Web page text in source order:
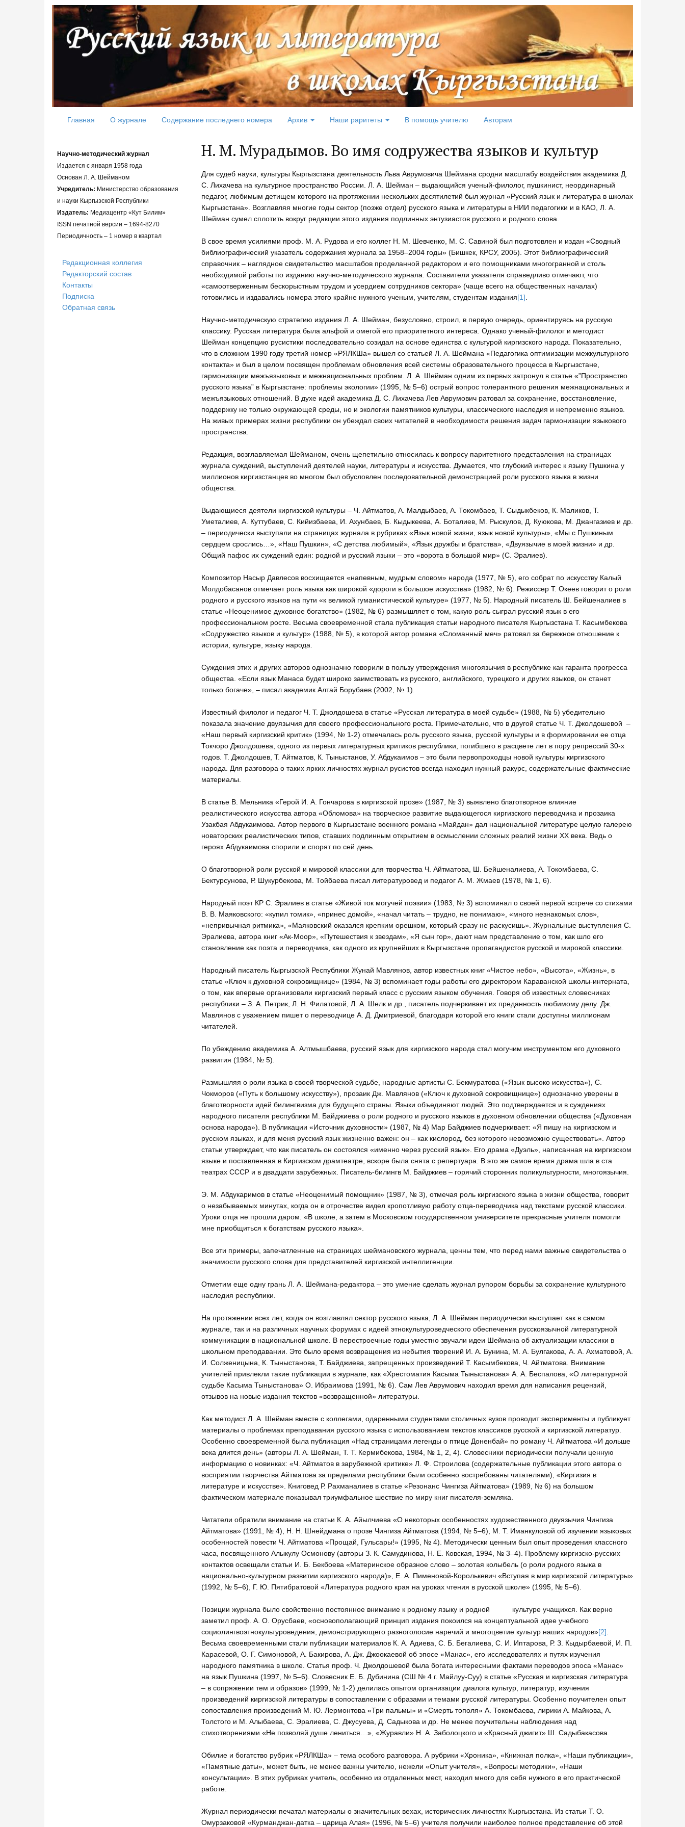
Главная О журнале Содержание последнего номера Архив Наши раритеты В помощь учителю Авторам
Н. М. Мурадымов. Во имя содружества языков и культур
Для судеб науки, культуры Кыргызстана деятельность Льва Аврумовича Шеймана сродни масштабу воздействия академика Д.
С. Лихачева на культурное пространство России. Л. А. Шейман – выдающийся ученый-филолог, пушкинист, неординарный
педагог, любимым детищем которого на протяжении нескольких десятилетий был журнал «Русский язык и литература в школах
Кыргызстана». Возглавляя многие годы сектор (позже отдел) русского языка и литературы в НИИ педагогики и в КАО, Л. А.
Шейман сумел сплотить вокруг редакции этого издания подлинных энтузиастов русского и родного слова.
В свое время усилиями проф. М. А. Рудова и его коллег Н. М. Шевченко, М. С. Савиной был подготовлен и издан «Сводный
библиографический указатель содержания журнала за 1958–2004 годы» (Бишкек, КРСУ, 2005). Этот библиографический
справочник – наглядное свидетельство масштабов проделанной редактором и его помощниками многогранной и столь
необходимой работы по изданию научно-методического журнала. Составители указателя справедливо отмечают, что
«самоотверженным бескорыстным трудом и усердием сотрудников сектора» (чаще всего на общественных началах)
готовились и издавались номера этого крайне нужного ученым, учителям, студентам издания[1]
Научно-методическую стратегию издания Л. А. Шейман, безусловно, строил, в первую очередь, ориентируясь на русскую
классику. Русская литература была альфой и омегой его приоритетного интереса. Однако ученый-филолог и методист
Шейман концепцию русистики последовательно созидал на основе единства с культурой киргизского народа. Показательно,
что в сложном 1990 году третий номер «РЯЛКШа» вышел со статьей Л. А. Шеймана «Педагогика оптимизации межкультурного
контакта» и был в целом посвящен проблемам обновления всей системы образовательного процесса в Кыргызстане,
гармонизации межъязыковых и межнациональных проблем. Л. А. Шейман одним из первых затронул в статье «”Пространство
русского языка” в Кыргызстане: проблемы экологии» (1995, № 5–6) острый вопрос толерантного решения межнациональных и
межъязыковых отношений. В духе идей академика Д. С. Лихачева Лев Аврумович ратовал за сохранение, восстановление,
поддержку не только окружающей среды, но и экологии памятников культуры, классического наследия и непременно языков.
На живых примерах жизни республики он убеждал своих читателей в необходимости решения задач гармонизации языкового
пространства.
Редакция, возглавляемая Шейманом, очень щепетильно относилась к вопросу паритетного представления на страницах
журнала суждений, выступлений деятелей науки, литературы и искусства. Думается, что глубокий интерес к языку Пушкина у
миллионов киргизстанцев во многом был обусловлен последовательной демонстрацией роли русского языка в жизни
общества.
Выдающиеся деятели киргизской культуры – Ч. Айтматов, А. Малдыбаев, А. Токомбаев, Т. Сыдыкбеков, К. Маликов, Т.
Уметалиев, А. Куттубаев, С. Кийизбаева, И. Ахунбаев, Б. Кыдыкеева, А. Боталиев, М. Рыскулов, Д. Куюкова, М. Джангазиев и др.
– периодически выступали на страницах журнала в рубриках «Язык новой жизни, язык новой культуры», «Мы с Пушкиным
сердцем срослись…», «Наш Пушкин», «С детства любимый», «Язык дружбы и братства», «Двуязычие в моей жизни» и др.
Общий пафос их суждений един: родной и русский языки – это «ворота в большой мир» (С. Эралиев).
Композитор Насыр Давлесов восхищается «напевным, мудрым словом» народа (1977, № 5), его собрат по искусству Калый
Молдобасанов отмечает роль языка как широкой «дороги в большое искусства» (1982, № 6). Режиссер Т. Океев говорит о роли
родного и русского языков на пути «к великой гуманистической культуре» (1977, № 5). Народный писатель Ш. Бейшеналиев в
статье «Неоценимое духовное богатство» (1982, № 6) размышляет о том, какую роль сыграл русский язык в его
профессиональном росте. Весьма своевременной стала публикация статьи народного писателя Кыргызстана Т. Касымбекова
«Содружество языков и культур» (1988, № 5), в которой автор романа «Сломанный меч» ратовал за бережное отношение к
истории, культуре, языку народа.
Суждения этих и других авторов однозначно говорили в пользу утверждения многоязычия в республике как гаранта прогресса
общества. «Если язык Манаса будет широко заимствовать из русского, английского, турецкого и других языков, он станет
только богаче», – писал академик Алтай Борубаев (2002, № 1).
Известный филолог и педагог Ч. Т. Джолдошева в статье «Русская литература в моей судьбе» (1988, № 5) убедительно
показала значение двуязычия для своего профессионального роста. Примечательно, что в другой статье Ч. Т. Джолдошевой –
«Наш первый киргизский критик» (1994, № 1-2) отмечалась роль русского языка, русской культуры и в формировании ее отца
Токчоро Джолдошева, одного из первых литературных критиков республики, погибшего в расцвете лет в пору репрессий 30-х
годов. Т. Джолдошев, Т. Айтматов, К. Тыныстанов, У. Абдукаимов – это были первопроходцы новой культуры киргизского
народа. Для разговора о таких ярких личностях журнал русистов всегда находил нужный ракурс, содержательные фактические
материалы.
В статье В. Мельника «Герой И. А. Гончарова в киргизской прозе» (1987, № 3) выявлено благотворное влияние
реалистического искусства автора «Обломова» на творческое развитие выдающегося киргизского переводчика и прозаика
Узакбая Абдукаимова. Автор первого в Кыргызстане военного романа «Майдан» дал национальной литературе целую галерею
новаторских реалистических типов, ставших подлинным открытием в осмыслении сложных реалий жизни ХХ века. Ведь о
героях Абдукаимова спорили и спорят по сей день.
О благотворной роли русской и мировой классики для творчества Ч. Айтматова, Ш. Бейшеналиева, А. Токомбаева, С.
Бектурсунова, Р. Шукурбекова, М. Тойбаева писал литературовед и педагог А. М. Жмаев (1978, № 1, 6).
Народный поэт КР С. Эралиев в статье «Живой ток могучей поэзии» (1983, № 3) вспоминал о своей первой встрече со стихами
В. В. Маяковского: «купил томик», «принес домой», «начал читать – трудно, не понимаю», «много незнакомых слов»,
«непривычная ритмика», «Маяковский оказался крепким орешком, который сразу не раскусишь». Журнальные выступления С.
Эралиева, автора книг «Ак-Моор», «Путешествия к звездам», «Я сын гор», дают нам представление о том, как шло его
становление как поэта и переводчика, как одного из крупнейших в Кыргызстане пропагандистов русской и мировой классики.
Народный писатель Кыргызской Республики Жунай Мавлянов, автор известных книг «Чистое небо», «Высота», «Жизнь», в
статье «Ключ к духовной сокровищнице» (1984, № 3) вспоминает годы работы его директором Караванской школы-интерната,
о том, как впервые организовали киргизский первый класс с русским языком обучения. Говоря об известных словесниках
республики – З. А. Петрик, Л. Н. Филатовой, Л. А. Шелк и др., писатель подчеркивает их преданность любимому делу. Дж.
Мавлянов с уважением пишет о переводчице А. Д. Дмитриевой, благодаря которой его книги стали доступны миллионам
читателей.
По убеждению академика А. Алтмышбаева, русский язык для киргизского народа стал могучим инструментом его духовного
развития (1984, № 5).
Размышляя о роли языка в своей творческой судьбе, народные артисты С. Бекмуратова («Язык высоко искусства»), С.
Чокморов («Путь к большому искусству»), прозаик Дж. Мавлянов («Ключ к духовной сокровищнице») однозначно уверены в
благотворности идей билингвизма для будущего страны. Языки объединяют людей. Это подтверждается и в суждениях
народного писателя республики М. Байджиева о роли родного и русского языков в духовном обновлении общества («Духовная
основа народа»). В публикации «Источник духовности» (1987, № 4) Мар Байджиев подчеркивает: «Я пишу на киргизском и
русском языках, и для меня русский язык жизненно важен: он – как кислород, без которого невозможно существовать». Автор
статьи утверждает, что как писатель он состоялся «именно через русский язык». Его драма «Дуэль», написанная на киргизском
языке и поставленная в Киргизском драмтеатре, вскоре была снята с репертуара. В это же самое время драма шла в ста
театрах СССР и в двадцати зарубежных. Писатель-билингв М. Байджиев – горячий сторонник поликультурности, многоязычия.
Э. М. Абдукаримов в статье «Неоценимый помощник» (1987, № 3), отмечая роль киргизского языка в жизни общества, говорит
о незабываемых минутах, когда он в отрочестве видел кропотливую работу отца-переводчика над текстами русской классики.
Уроки отца не прошли даром. «В школе, а затем в Московском государственном университете прекрасные учителя помогли
мне приобщиться к богатствам русского языка».
Все эти примеры, запечатленные на страницах шеймановского журнала, ценны тем, что перед нами важные свидетельства о
значимости русского слова для представителей киргизской интеллигенции.
Отметим еще одну грань Л. А. Шеймана-редактора – это умение сделать журнал рупором борьбы за сохранение культурного
наследия республики.
На протяжении всех лет, когда он возглавлял сектор русского языка, Л. А. Шейман периодически выступает как в самом
журнале, так и на различных научных форумах с идеей этнокультуроведческого обеспечения русскоязычной литературной
коммуникации в национальной школе. В перестроечные годы уместно звучали идеи Шеймана об актуализации классики в
школьном преподавании. Это было время возвращения из небытия творений И. А. Бунина, М. А. Булгакова, А. А. Ахматовой, А.
И. Солженицына, К. Тыныстанова, Т. Байджиева, запрещенных произведений Т. Касымбекова, Ч. Айтматова. Внимание
учителей привлекли такие публикации в журнале, как «Хрестоматия Касыма Тыныстанова» А. А. Беспалова, «О литературной
судьбе Касыма Тыныстанова» О. Ибраимова (1991, № 6). Сам Лев Аврумович находил время для написания рецензий,
отзывов на новые издания текстов «возвращенной» литературы.
Как методист Л. А. Шейман вместе с коллегами, одаренными студентами столичных вузов проводит эксперименты и публикует
материалы о проблемах преподавания русского языка с использованием текстов классиков русской и киргизской литератур.
Особенно своевременной была публикация «Над страницами легенды о птице Доненбай» по роману Ч. Айтматова «И дольше
века длится день» (авторы Л. А. Шейман, Т. Т. Кермибекова, 1984, № 1, 2, 4). Словесники периодически получали ценную
информацию о новинках: «Ч. Айтматов в зарубежной критике» Л. Ф. Строилова (содержательные публикации этого автора о
восприятии творчества Айтматова за пределами республики были особенно востребованы читателями), «Киргизия в
литературе и искусстве». Книговед Р. Рахманалиев в статье «Резонанс Чингиза Айтматова» (1989, № 6) на большом
фактическом материале показывал триумфальное шествие по миру книг писателя-земляка.
Читатели обратили внимание на статьи К. А. Айылчиева «О некоторых особенностях художественного двуязычия Чингиза
Айтматова» (1991, № 4), Н. Н. Шнейдмана о прозе Чингиза Айтматова (1994, № 5–6), М. Т. Иманкуловой об изучении языковых
особенностей повести Ч. Айтматова «Прощай, Гульсары!» (1995, № 4). Методически ценным был опыт проведения классного
часа, посвященного Алыкулу Осмонову (авторы З. К. Самудинова, Н. Е. Ковская, 1994, № 3–4). Проблему киргизско-русских
контактов освещали статьи И. Б. Бекбоева «Материнское образное слово – золотая колыбель (о роли родного языка в
национально-культурном развитии киргизского народа)», Е. А. Пименовой-Королькевич «Вступая в мир киргизской литературы»
(1992, № 5–6), Г. Ю. Пятибратовой «Литература родного края на уроках чтения в русской школе» (1995, № 5–6).
Позиции журнала было свойственно постоянное внимание к родному языку и родной культуре учащихся. Как верно
заметил проф. А. О. Орусбаев, «основополагающий принцип издания покоился на концептуальной идее учебного
социолингвоэтнокультуроведения, демонстрирующего разноголосие наречий и многоцветие культур наших народов»[2]
Весьма своевременными стали публикации материалов К. А. Адиева, С. Б. Бегалиева, С. И. Иптарова, Р. З. Кыдырбаевой, И. П.
Карасевой, О. Г. Симоновой, А. Бакирова, А. Дж. Джоокаевой об эпосе «Манас», его исследователях и путях изучения
народного памятника в школе. Статья проф. Ч. Джолдошевой была богата интересными фактами переводов эпоса «Манас»
на язык Пушкина (1997, № 5–6). Словесник Е. Б. Дубинина (СШ № 4 г. Майлуу-Суу) в статье «Русская и киргизская литература
– в сопряжении тем и образов» (1999, № 1-2) делилась опытом организации диалога культур, литератур, изучения
произведений киргизской литературы в сопоставлении с образами и темами русской литературы. Особенно поучителен опыт
сопоставления произведений М. Ю. Лермонтова «Три пальмы» и «Смерть тополя» А. Токомбаева, лирики А. Майкова, А.
Толстого и М. Алыбаева, С. Эралиева, С. Джусуева, Д. Садыкова и др. Не менее поучительны наблюдения над
стихотворениями «Не позволяй душе лениться…», «Журавли» Н. А. Заболоцкого и «Красный джигит» Ш. Садыбакасова.
Обилие и богатство рубрик «РЯЛКШа» – тема особого разговора. А рубрики «Хроника», «Книжная полка», «Наши публикации»,
«Памятные даты», может быть, не менее важны учителю, нежели «Опыт учителя», «Вопросы методики», «Наши
консультации». В этих рубриках учитель, особенно из отдаленных мест, находил много для себя нужного в его практической
работе.
Журнал периодически печатал материалы о значительных вехах, исторических личностях Кыргызстана. Из статьи Т. О.
Омурзаковой «Курманджан-датка – царица Алая» (1996, № 5–6) учителя получили наиболее полное представление об этой
Научно-методический журнал
Издается с января 1958 года
Основан Л. А. Шейманом
Учредитель: Министерство образования
и науки Кыргызской Республики
Издатель: Медиацентр «Кут Билим»
ISSN печатной версии – 1694-8270
Периодичность – 1 номер в квартал
Редакционная коллегия
Редакторский состав
Контакты
Подписка
Обратная связь